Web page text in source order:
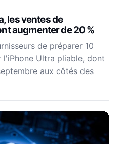
les ventes de
augmenter de 20 %
de préparer 10
Ultra pliable, dont
aux côtés des